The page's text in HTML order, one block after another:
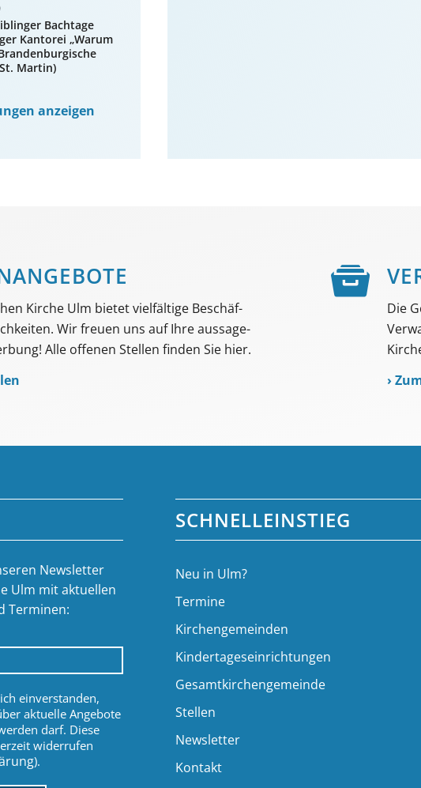
Bachtage
Kantorei „Warum
Martin)
anzeigen
Kirche Ulm bietet viel­fältige Beschäf­
Wir freuen uns auf Ihre aussage­
Alle offenen Stellen finden Sie hier.
Die
›
Newsletter
Ulm mit aktuellen
Terminen:
einverstanden,
aktuelle Angebote
darf. Diese
widerrufen
).
SCHNELLEINSTIEG
Neu in Ulm?
Termine
Kirchengemeinden
Kindertageseinrichtungen
Gesamtkirchengemeinde
Stellen
Newsletter
Kontakt